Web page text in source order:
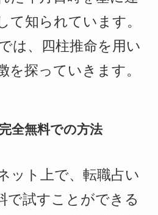
て知られています。
は、四柱推命を用い
を探っていきます。
全無料での方法
ット上で、転職占い
で試すことができる